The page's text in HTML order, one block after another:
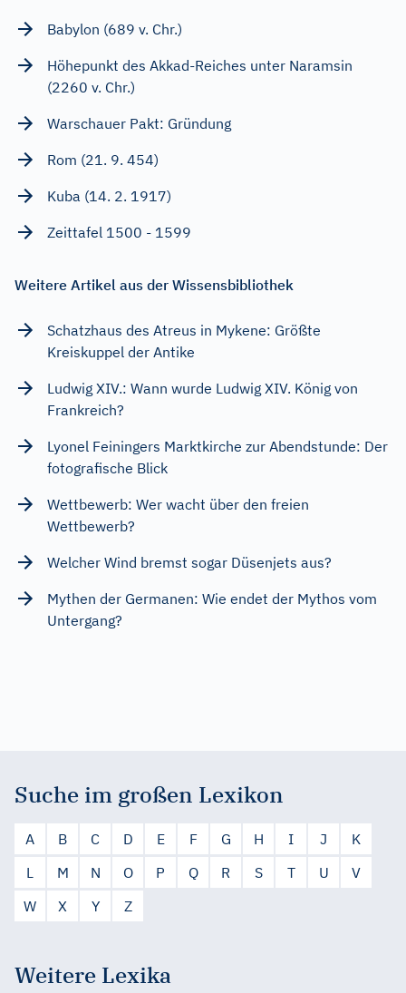
Babylon (689 v. Chr.)
Höhepunkt des Akkad-Reiches unter Naramsin
(2260 v. Chr.)
Warschauer Pakt: Gründung
Rom (21. 9. 454)
Kuba (14. 2. 1917)
Zeittafel 1500 - 1599
Weitere Artikel aus der Wissensbibliothek
Schatzhaus des Atreus in Mykene: Größte
Kreiskuppel der Antike
Ludwig XIV.: Wann wurde Ludwig XIV. König von
Frankreich?
Lyonel Feiningers Marktkirche zur Abendstunde: Der
fotografische Blick
Wettbewerb: Wer wacht über den freien
Wettbewerb?
Welcher Wind bremst sogar Düsenjets aus?
Mythen der Germanen: Wie endet der Mythos vom
Untergang?
Suche im großen Lexikon
A B C D E F G H I J
K
L
M N O P Q R S T U
V
W
X Y Z
Weitere Lexika